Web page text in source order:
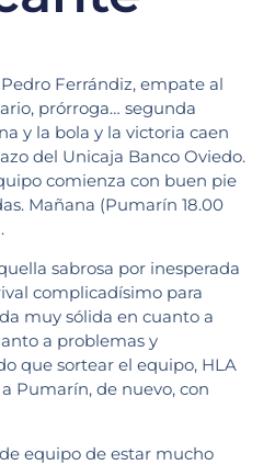
Ferrándiz, empate al
prórroga… segunda
y la bola y la victoria caen
del Unicaja Banco Oviedo.
comienza con buen pie
Mañana (Pumarín 18.00
sabrosa por inesperada
complicadísimo para
muy sólida en cuanto a
a problemas y
que sortear el equipo, HLA
Pumarín, de nuevo, con
equipo de estar mucho